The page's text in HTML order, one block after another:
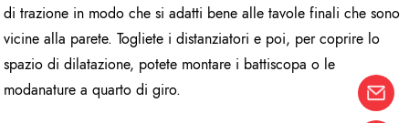
di trazione in modo che si adatti bene alle tavole finali che sono
vicine alla parete. Togliete i distanziatori e poi, per coprire lo
spazio di dilatazione, potete montare i battiscopa o le
modanature a quarto di giro.